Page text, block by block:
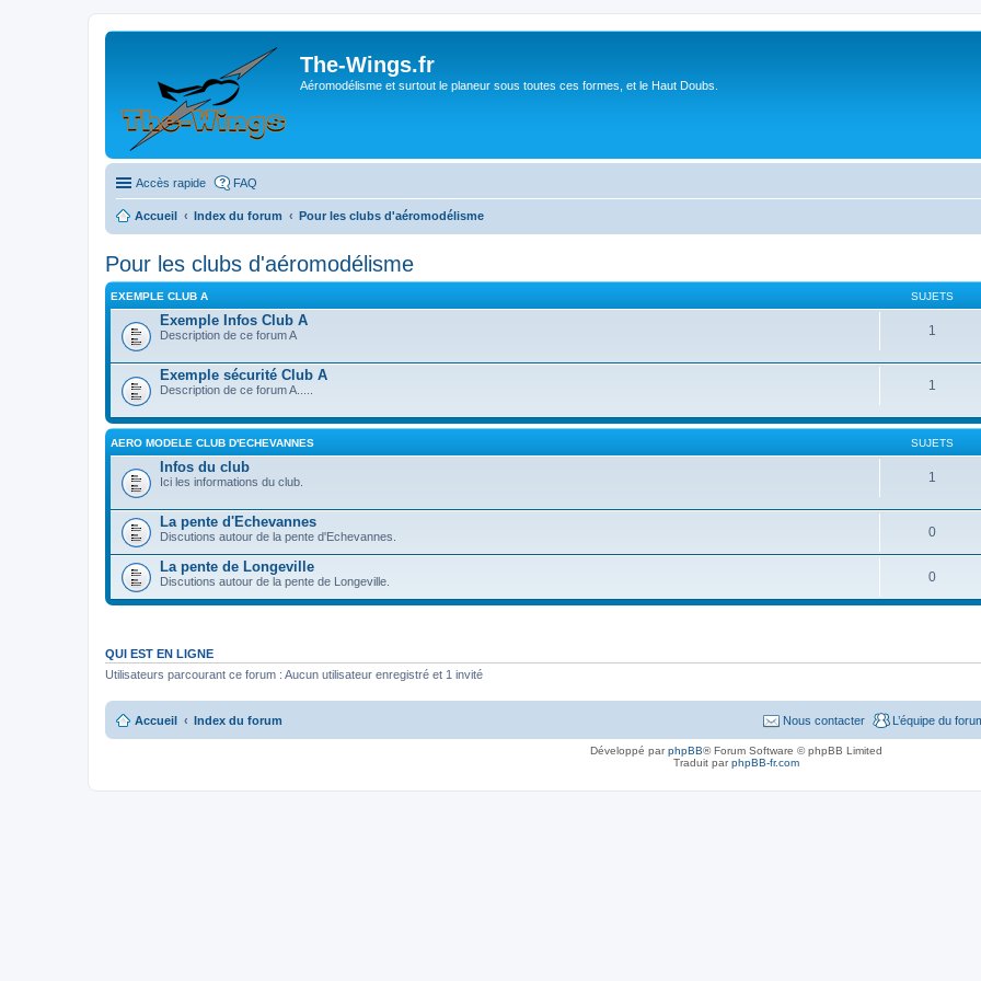
The-Wings.fr
Aéromodélisme et surtout le planeur sous toutes ces formes, et le Haut Doubs.
Accès rapide FAQ
Accueil Index du forum Pour les clubs d'aéromodélisme
Pour les clubs d'aéromodélisme
EXEMPLE CLUB A SUJETS
Exemple Infos Club A
Description de ce forum A 1
Exemple sécurité Club A
Description de ce forum A..... 1
AERO MODELE CLUB D'ECHEVANNES SUJETS
Infos du club
Ici les informations du club. 1
La pente d'Echevannes
Discutions autour de la pente d'Echevannes. 0
La pente de Longeville
Discutions autour de la pente de Longeville. 0
QUI EST EN LIGNE
Utilisateurs parcourant ce forum : Aucun utilisateur enregistré et 1 invité
Accueil Index du forum L’équipe du
Nous contacter
Développé parphpBB® Forum Software © phpBB Limited
Traduit parphpBB-fr.com